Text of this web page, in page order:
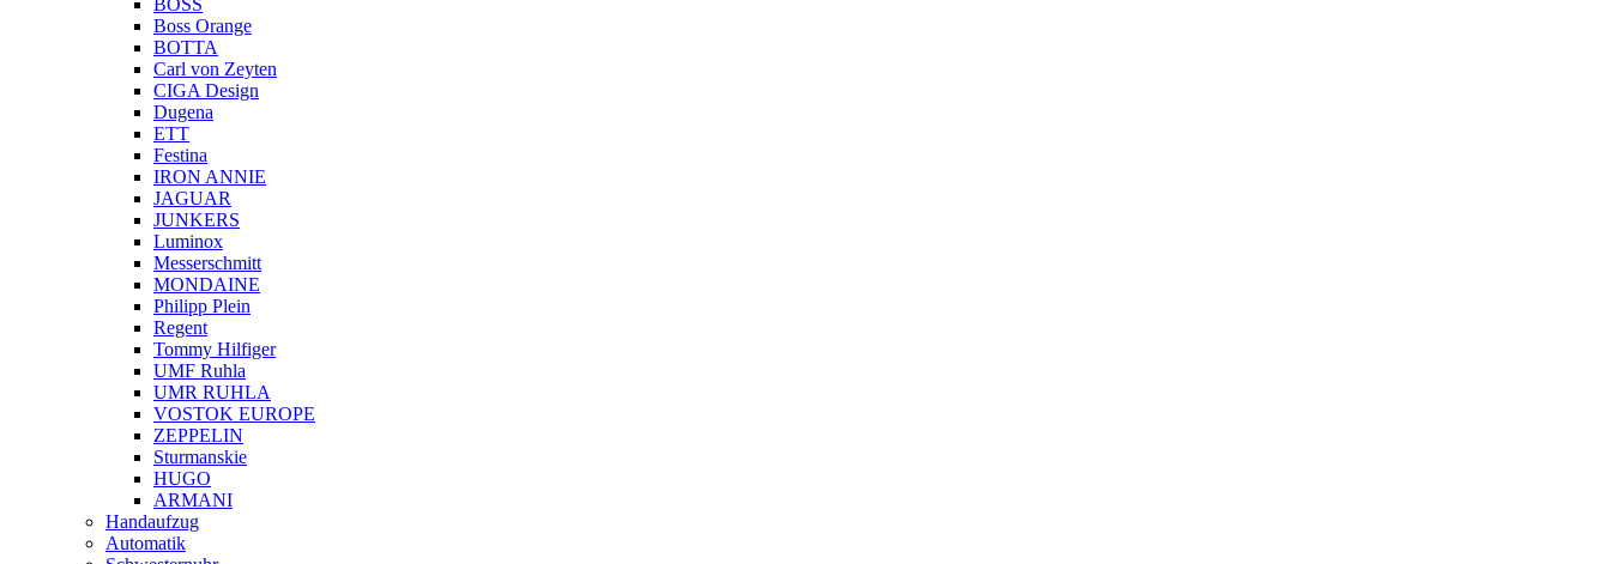
BOSS
Boss Orange
BOTTA
Carl von Zeyten
CIGA Design
Dugena
ETT
Festina
IRON ANNIE
JAGUAR
JUNKERS
Luminox
Messerschmitt
MONDAINE
Philipp Plein
Regent
Tommy Hilfiger
UMF Ruhla
UMR RUHLA
VOSTOK EUROPE
ZEPPELIN
Sturmanskie
HUGO
ARMANI
Handaufzug
Automatik